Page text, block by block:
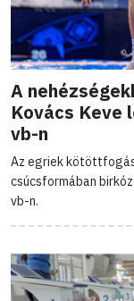
A
Kovács Keve
vb-n
Az egriek
csúcsformában
vb-n.